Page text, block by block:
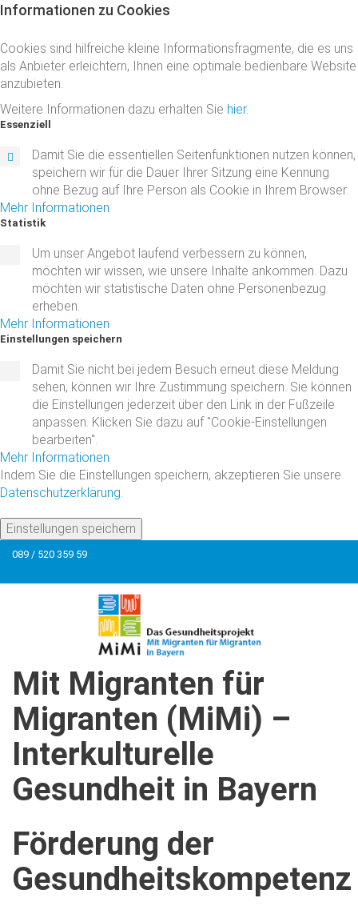
Informationen zu Cookies
Cookies sind hilfreiche kleine Informationsfragmente, die es uns
als Anbieter erleichtern, Ihnen eine optimale bedienbare Website
anzubieten.
Weitere Informationen dazu erhalten Sie hier.
Essenziell
Damit Sie die essentiellen Seitenfunktionen nutzen können,
speichern wir für die Dauer Ihrer Sitzung eine Kennung
ohne Bezug auf Ihre Person als Cookie in Ihrem Browser.
Mehr Informationen
Statistik
Um unser Angebot laufend verbessern zu können,
möchten wir wissen, wie unsere Inhalte ankommen. Dazu
möchten wir statistische Daten ohne Personenbezug
erheben.
Mehr Informationen
Einstellungen speichern
Damit Sie nicht bei jedem Besuch erneut diese Meldung
sehen, können wir Ihre Zustimmung speichern. Sie können
die Einstellungen jederzeit über den Link in der Fußzeile
anpassen. Klicken Sie dazu auf "Cookie-Einstellungen
bearbeiten".
Mehr Informationen
Indem Sie die Einstellungen speichern, akzeptieren Sie unsere
Datenschutzerklärung.
Einstellungen speichern
089 / 520 359 59
Mit Migranten für
Migranten (MiMi) –
Interkulturelle
Gesundheit in Bayern
Förderung der
Gesundheitskompetenz